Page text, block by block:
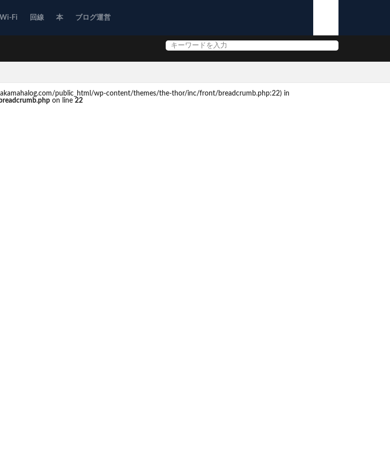
Wi-Fi 回線 本 ブログ運営
public_html/wp-content/themes/the-thor/inc/front/breadcrumb.php:22) in
on line 22